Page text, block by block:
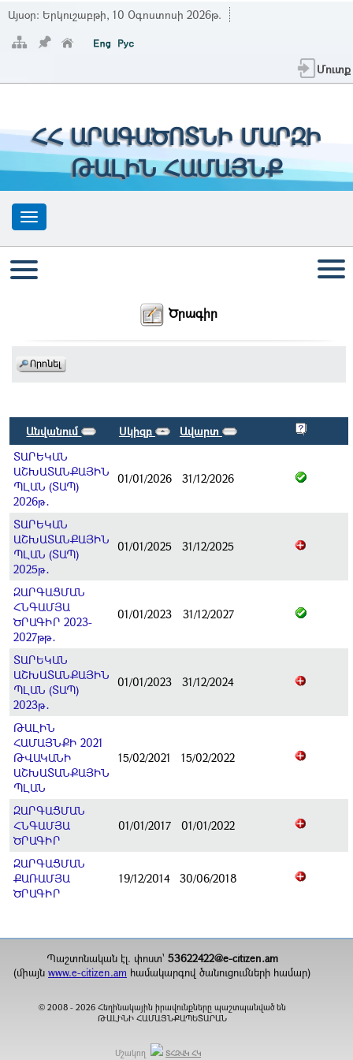
Այսօր: Երկուշաբթի, 10 Օգոստոսի 2026թ.
Մուտք
ՀՀ ԱՐԱԳԱԾՈՏՆԻ ՄԱՐԶԻ
ԹԱԼԻՆ ՀԱՄԱՅՆՔ
Ծրագիր
Անվանում Սկիզբ
Ավարտ
ՏԱՐԵԿԱՆ
ԱՇԽԱՏԱՆՔԱՅԻՆ
ՊԼԱՆ (ՏԱՊ)
2026թ․
01/01/2026 31/12/2026
ՏԱՐԵԿԱՆ
ԱՇԽԱՏԱՆՔԱՅԻՆ
ՊԼԱՆ (ՏԱՊ)
2025թ․
01/01/2025 31/12/2025
ԶԱՐԳԱՑՄԱՆ
ՀՆԳԱՄՅԱ
ԾՐԱԳԻՐ 2023-
2027թթ․
01/01/2023 31/12/2027
ՏԱՐԵԿԱՆ
ԱՇԽԱՏԱՆՔԱՅԻՆ
ՊԼԱՆ (ՏԱՊ)
2023թ․
01/01/2023 31/12/2024
ԹԱԼԻՆ
ՀԱՄԱՅՆՔԻ 2021
ԹՎԱԿԱՆԻ
ԱՇԽԱՏԱՆՔԱՅԻՆ
ՊԼԱՆ
15/02/2021 15/02/2022
ԶԱՐԳԱՑՄԱՆ
ՀՆԳԱՄՅԱ
ԾՐԱԳԻՐ
01/01/2017 01/01/2022
ԶԱՐԳԱՑՄԱՆ
ՔԱՌԱՄՅԱ
ԾՐԱԳԻՐ
19/12/2014 30/06/2018
Պաշտոնական էլ. փոստ` 53622422@e-citizen.am
(միայնwww.e-citizen.am համակարգով ծանուցումների համար)
©2008 - 2026 Հեղինակային իրավունքները պաշտպանված են
ԹԱԼԻՆԻ ՀԱՄԱՅՆՔԱՊԵՏԱՐԱՆ
Մշակող ՏՀԶՎԿ ՀԿ